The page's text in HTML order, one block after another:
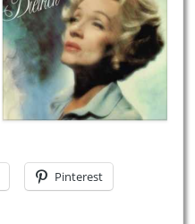
Pinterest